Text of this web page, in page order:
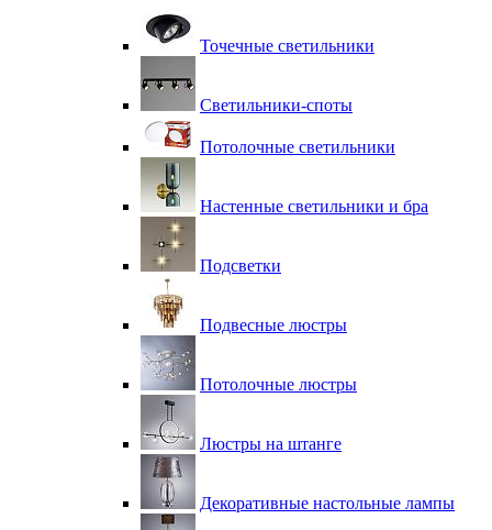
Точечные светильники
Светильники-споты
Потолочные светильники
Настенные светильники и бра
Подсветки
Подвесные люстры
Потолочные люстры
Люстры на штанге
Декоративные настольные лампы